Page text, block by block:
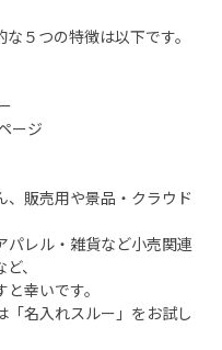
５つの特徴は以下です。
ージ
、販売用や景品・クラウド
パレル・雑貨など小売関連
、
幸いです。
名入れスルー」をお試し